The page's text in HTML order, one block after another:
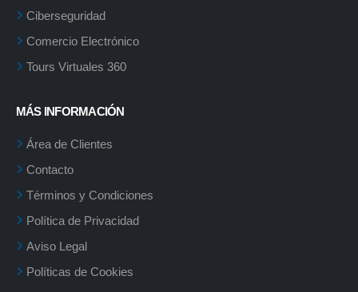
Ciberseguridad
Comercio Electrónico
Tours Virtuales 360
MÁS INFORMACIÓN
Área de Clientes
Contacto
Términos y Condiciones
Política de Privacidad
Aviso Legal
Políticas de Cookies